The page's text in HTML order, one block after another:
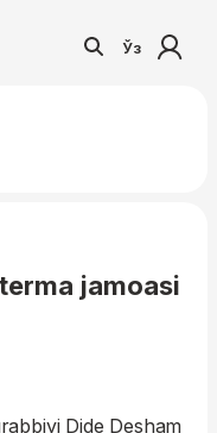
Ўз
jamoasi
Dide Desham